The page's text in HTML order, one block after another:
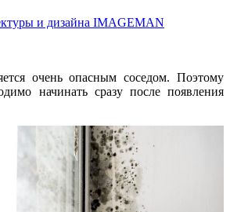
и дизайна IMAGEMAN
очень опасным соседом. Поэтому
начинать сразу после появления